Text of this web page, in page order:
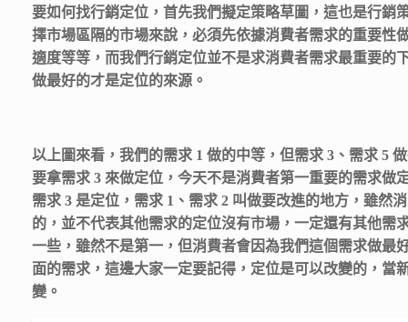
要如何找行銷定位，首先我們擬定策略草圖，這也是行銷
擇市場區隔的市場來說，必須先依據消費者需求的重要性
適度等等，而我們行銷定位並不是求消費者需求最重要的
做最好的才是定位的來源。
以上圖來看，我們的需求 1 做的中等，但需求 3、需求 5
要拿需求 3 來做定位，今天不是消費者第一重要的需求做
需求 3 是定位，需求 1、需求 2 叫做要改進的地方，雖然
的，並不代表其他需求的定位沒有市場，一定還有其他需
一些，雖然不是第一，但消費者會因為我們這個需求做最
面的需求，這邊大家一定要記得，定位是可以改變的，當
變。